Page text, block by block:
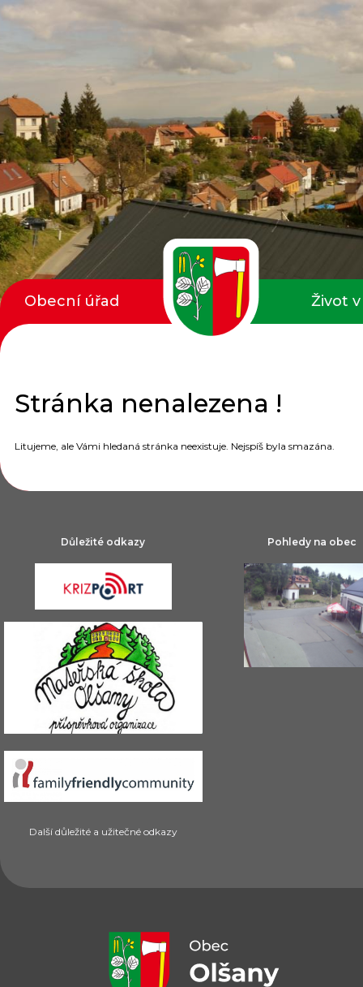
Stránka nenalezena !
Litujeme, ale Vámi hledaná stránka neexistuje. Nejspíš byla smazána.
Obecní úřad Život
Důležité odkazy
Další důležité a užitečné odkazy
Pohledy na obec